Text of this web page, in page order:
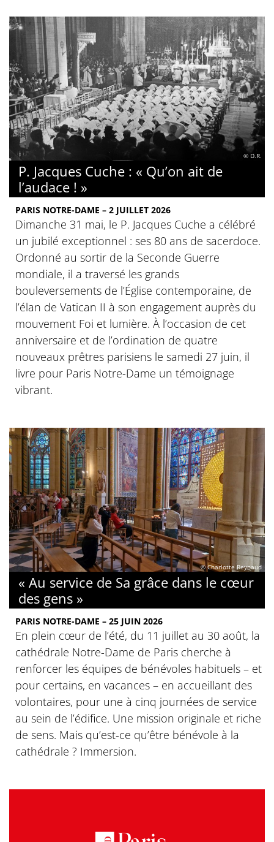
© D.R.
P. Jacques Cuche : « Qu’on ait de
l’audace ! »
PARIS NOTRE-DAME – 2 JUILLET 2026
Dimanche 31 mai, le P. Jacques Cuche a célébré
un jubilé exceptionnel : ses 80 ans de sacerdoce.
Ordonné au sortir de la Seconde Guerre
mondiale, il a traversé les grands
bouleversements de l’Église contemporaine, de
l’élan de Vatican II à son engagement auprès du
mouvement Foi et lumière. À l’occasion de cet
anniversaire et de l’ordination de quatre
nouveaux prêtres parisiens le samedi 27 juin, il
livre pour Paris Notre-Dame un témoignage
vibrant.
© Charlotte Reynaud
« Au service de Sa grâce dans le cœur
des gens »
PARIS NOTRE-DAME – 25 JUIN 2026
En plein cœur de l’été, du 11 juillet au 30 août, la
cathédrale Notre-Dame de Paris cherche à
renforcer les équipes de bénévoles habituels – et
pour certains, en vacances – en accueillant des
volontaires, pour une à cinq journées de service
au sein de l’édifice. Une mission originale et riche
de sens. Mais qu’est-ce qu’être bénévole à la
cathédrale ? Immersion.